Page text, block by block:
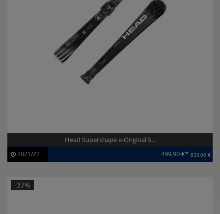
Head Supershape e-Original S...
Artikel-ID:
113079
2021/22 499,90 €* 850,00 €
-37%